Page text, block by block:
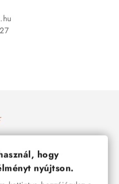
stílusos és tartós
ékszer közül, amelyek
darabok is:
hogy
nyújtson.